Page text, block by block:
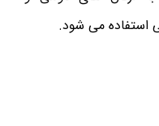
استفاده می شود.